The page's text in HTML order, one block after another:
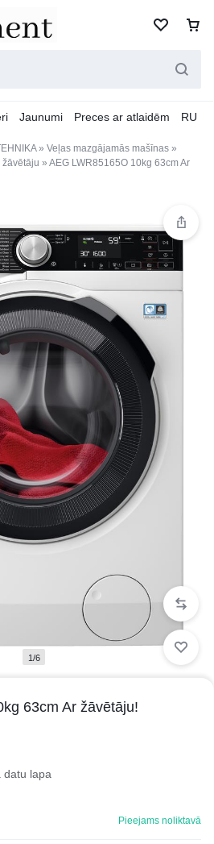
Jaunumi Preces ar atlaidēm RU
» Veļas mazgājamās mašīnas »
» AEG LWR85165O 10kg 63cm Ar
1/6
63cm Ar žāvētāju!
datu lapa
Pieejams noliktavā